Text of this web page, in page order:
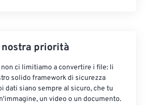
priorità
ci limitiamo a convertire i file: li
solido framework di sicurezza
dati siano sempre al sicuro, che tu
un video o un documento.